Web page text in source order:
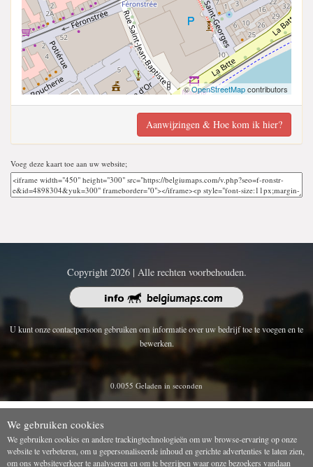
©OpenStreetMapcontributors
Aanwijzingen & Hoe kom ik hier?
Voeg deze kaart toe aan uw website;
Copyright 2026 | Alle rechten voorbehouden.
U kunt onze contactpersoon gebruiken om informatie over uw bedrijf toe te voegen en te
bewerken.
0.0055 Geladen in seconden
We gebruiken cookies
We gebruiken cookies en andere trackingtechnologieën om uw browse-ervaring op onze
website te verbeteren, om u gepersonaliseerde inhoud en gerichte advertenties te laten zien,
om ons websiteverkeer te analyseren en om te begrijpen waar onze bezoekers vandaan